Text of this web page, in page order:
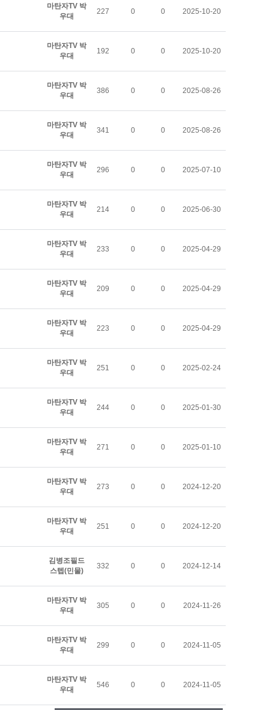
마탄자TV 박
우대
227 0 0 2025-10-20
마탄자TV 박
우대
192 0 0 2025-10-20
마탄자TV 박
우대
386 0 0 2025-08-26
마탄자TV 박
우대
341 0 0 2025-08-26
마탄자TV 박
우대
296 0 0 2025-07-10
마탄자TV 박
우대
214 0 0 2025-06-30
마탄자TV 박
우대
233 0 0 2025-04-29
마탄자TV 박
우대
209 0 0 2025-04-29
마탄자TV 박
우대
223 0 0 2025-04-29
마탄자TV 박
우대
251 0 0 2025-02-24
마탄자TV 박
우대
244 0 0 2025-01-30
마탄자TV 박
우대
271 0 0 2025-01-10
마탄자TV 박
우대
273 0 0 2024-12-20
마탄자TV 박
우대
251 0 0 2024-12-20
김병조필드
스텝(민물)
332 0 0 2024-12-14
마탄자TV 박
우대
305 0 0 2024-11-26
마탄자TV 박
우대
299 0 0 2024-11-05
마탄자TV 박
우대
546 0 0 2024-11-05